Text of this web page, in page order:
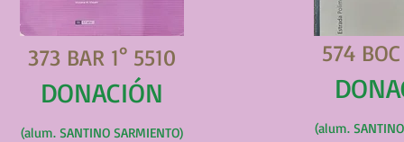
373 BAR 1° 5510
DONACIÓN
(alum. SANTINO SARMIENTO)
574
(alum.